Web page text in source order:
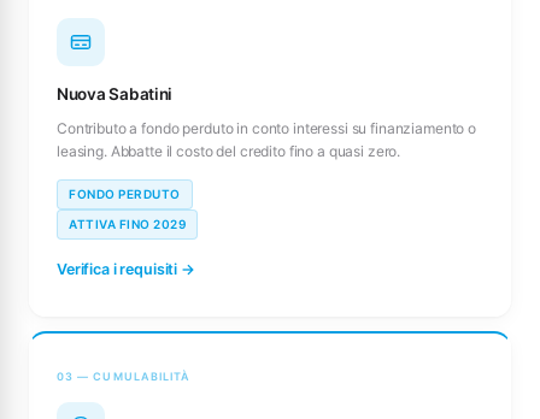
Nuova Sabatini
Contributo a fondo perduto in conto interessi su finanziamento o
leasing. Abbatte il costo del credito fino a quasi zero.
FONDO PERDUTO
ATTIVA FINO 2029
Verifica i requisiti →
03 — CUMULABILITÀ